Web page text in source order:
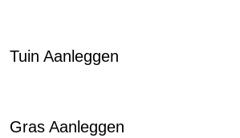
Tuin Aanleggen
Gras Aanleggen